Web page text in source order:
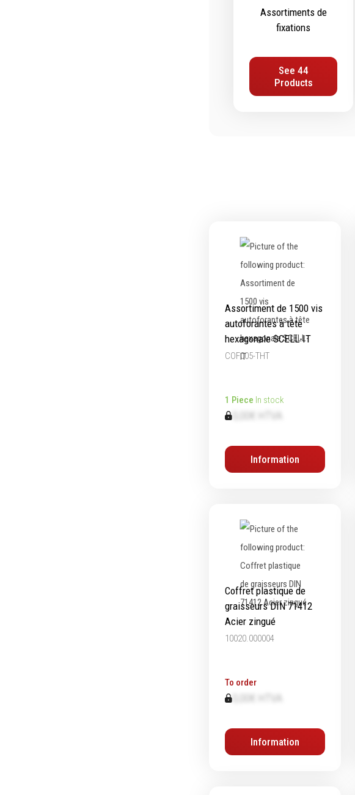
Abrasifs
Polissage
Nettoyage
Meulage
Assortiments de
fixations
See 44
Products
Assortiment de 1500 vis
autoforantes à tête
hexagonale SCELL-IT
COF005-THT
1 Piece In stock
0,00€ HTVA
Information
Coffret plastique de
graisseurs DIN 71412
Acier zingué
10020.000004
To order
0,00€ HTVA
Information